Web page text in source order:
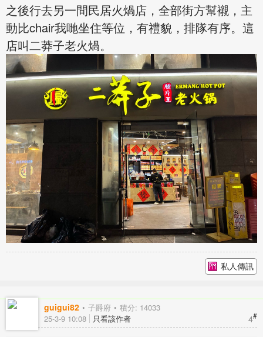
之後行去另一間民居火煱店，全部街方幫襯，主
動比chair我哋坐住等位，有禮貌，排隊有序。這
店叫二莽子老火煱。
私人傳訊
guigui82 子爵府 積分: 14033
4#
25-3-9 10:08 只看該作者